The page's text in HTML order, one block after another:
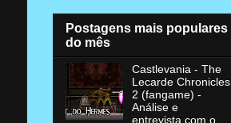
Postagens mais populares
do mês
Castlevania - The
Lecarde Chronicles
2 (fangame) -
Análise e
entrevista com o